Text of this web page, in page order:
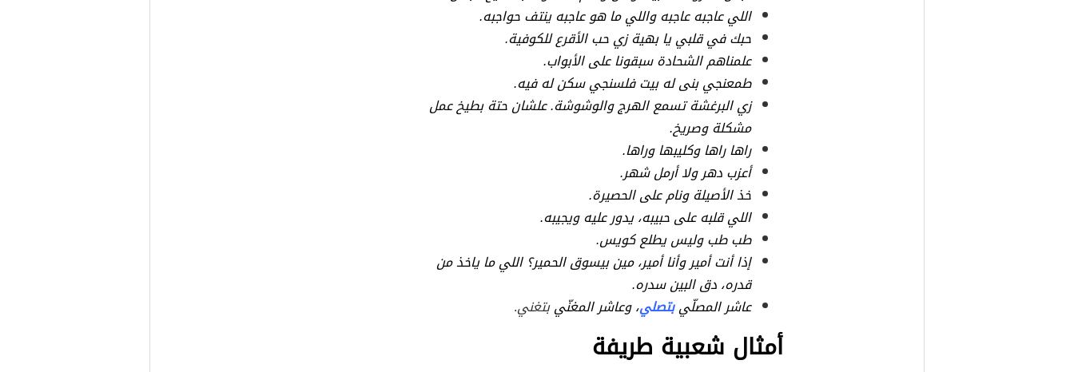
اللي عاجبه عاجبه واللي ما هو عاجبه ينتف حواجبه.
حبك في قلبي يا بهية زي حب الأقرع للكوفية.
علمناهم الشحادة سبقونا على الأبواب.
طمعنجي بنى له بيت فلسنجي سكن له فيه.
زي البرغشة تسمع الهرج والوشوشة. علشان حتة بطيخ عمل
مشكلة وصريخ.
راها راها وكليبها وراها.
أعزب دهر ولا أرمل شهر.
خذ الأصيلة ونام على الحصيرة.
اللي قلبه على حبيبه، يدور عليه ويجيبه.
طب طب وليس يطلع كويس.
إذا أنت أمير وأنا أمير، مين بيسوق الحمير؟ اللي ما ياخذ من
قدره، دق البين سدره.
عاشر المصلّيبتصلي، وعاشر المغنّيبتغني.
أمثال شعبية طريفة